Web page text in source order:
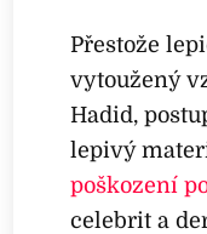
Přestože
vytoužený
Hadid,
lepivý
poškození
celebrit a